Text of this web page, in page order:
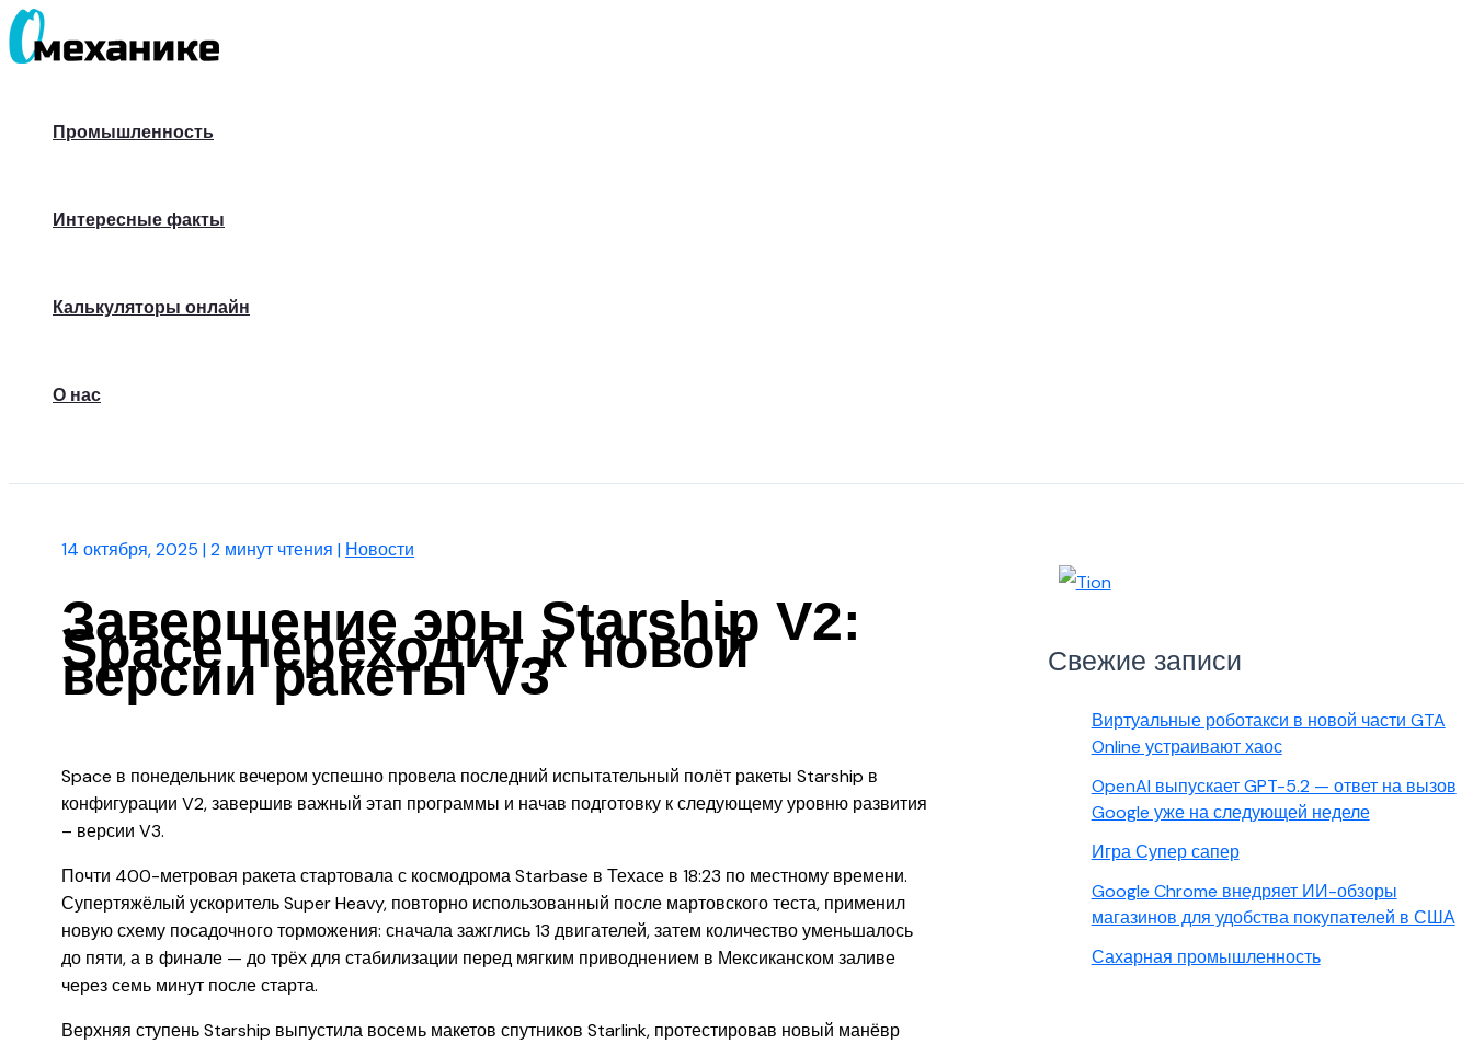
Перейти
к
Промышленность
Интересные факты
Калькуляторы онлайн
О нас
14 октября, 2025 |2 минут чтения | Новости
Завершение эры Starship V2:
Space переходит к новой
версии ракеты V3
Space в понедельник вечером успешно провела последний испытательный полёт ракеты Starship в
конфигурации V2, завершив важный этап программы и начав подготовку к следующему уровню развития
– версии V3.
Почти 400-метровая ракета стартовала с космодрома Starbase в Техасе в 18:23 по местному времени.
Супертяжёлый ускоритель Super Heavy, повторно использованный после мартовского теста, применил
новую схему посадочного торможения: сначала зажглись 13 двигателей, затем количество уменьшалось
до пяти, а в финале — до трёх для стабилизации перед мягким приводнением в Мексиканском заливе
через семь минут после старта.
Верхняя ступень Starship выпустила восемь макетов спутников Starlink, протестировав новый манёвр
Свежие записи
Виртуальные роботакси в новой части GTA
Online устраивают хаос
OpenAI выпускает GPT-5.2 — ответ на вызов
Google уже на следующей неделе
Игра Супер сапер
Google Chrome внедряет ИИ-обзоры
магазинов для удобства покупателей в США
Сахарная промышленность